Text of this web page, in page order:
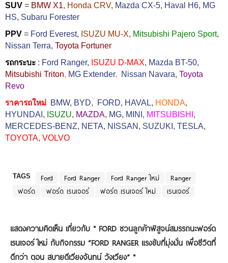
SUV = BMW X1, Honda CRV, Mazda CX-5, Haval H6, MG
HS, Subaru Forester
PPV = Ford Everest, ISUZU MU-X, Mitsubishi Pajero Sport,
Nissan Terra, Toyota Fortuner
รถกระบะ : Ford Ranger, ISUZU D-MAX, Mazda BT-50,
Mitsubishi Triton, MG Extender, Nissan Navara, Toyota
Revo
ราคารถใหม่ BMW, BYD, FORD, HAVAL, HONDA,
HYUNDAI , ISUZU, MAZDA, MG, MINI , MITSUBISHI ,
MERCEDES-BENZ, NETA, NISSAN , SUZUKI , TESLA,
TOYOTA, VOLVO
TAGS Ford Ford Ranger Ford Ranger ใหม่
Ranger
ฟอร์ด
ฟอร์ด เรนเจอร์ ฟอร์ด เรนเจอร์ ใหม่ เรนเจอร์
แสดงความคิดเห็น เกี่ยวกับ " FORD ชวนลูกค้าพิสูจน์สมรรถนะฟอร์ด
เรนเจอร์ ใหม่ กับกิจกรรม “FORD RANGER แรงขับที่มุ่งมั่น เพื่อชีวิตที่
ดีกว่า ตอน สบายดีเวียงจันทน์ วังเวียง” "